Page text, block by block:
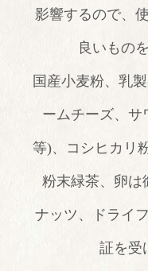
影響するので、
良いもの
国産小麦粉、乳
ームチーズ、サ
等)、 コシヒカリ
粉末緑茶、卵は
ナッツ、ドライ
証を受
別館デラッ
本館シング
レストラン
京会席「銀
鉄板焼「銀
イタリアン